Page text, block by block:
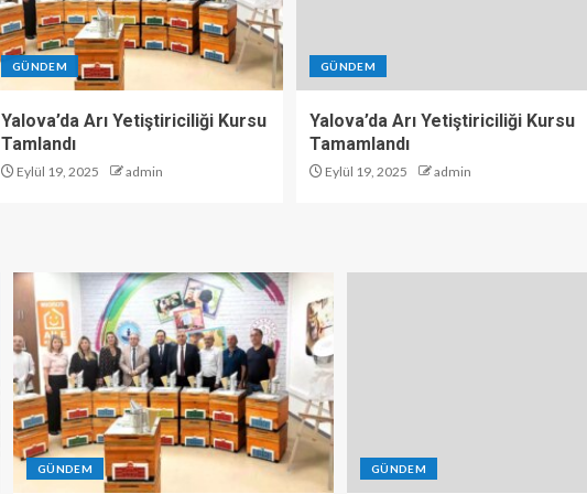
GÜNDEM
Yalova’da Arı Yetiştiriciliği Kursu
Tamlandı
Eylül 19, 2025 admin
GÜNDEM
Yalova’da Arı Yetiştiriciliği Kursu
Tamamlandı
Eylül 19, 2025 admin
GÜNDEM GÜNDEM